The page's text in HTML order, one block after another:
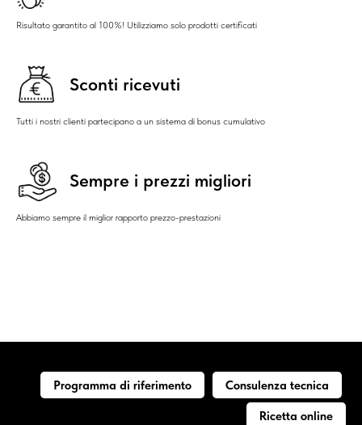
Risultato garantito al 100%! Utilizziamo solo prodotti certificati
Sconti ricevuti
Tutti i nostri clienti partecipano a un sistema di bonus cumulativo
Sempre i prezzi migliori
Abbiamo sempre il miglior rapporto prezzo-prestazioni
Programma di riferimento Consulenza tecnica
Ricetta online